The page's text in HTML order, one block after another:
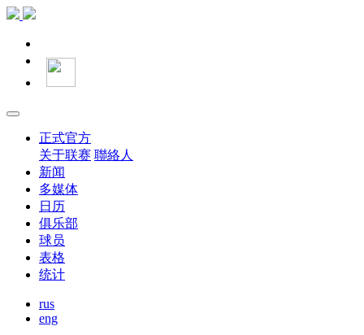
正式官方
关于联赛 聯絡人
新闻
多媒体
日历
俱乐部
球员
表格
统计
rus
eng